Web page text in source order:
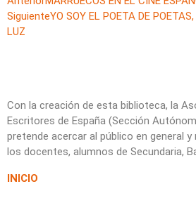
SiguienteYO SOY EL POETA DE
LUZ
Con la creación de esta biblioteca, la
Escritores de España (Sección
pretende acercar al público en general
los docentes, alumnos de Secundaria,
INICIO